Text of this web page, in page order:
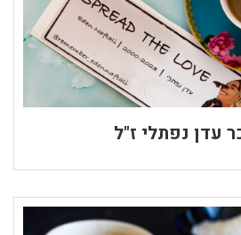
עדן נפתלי ז"ל